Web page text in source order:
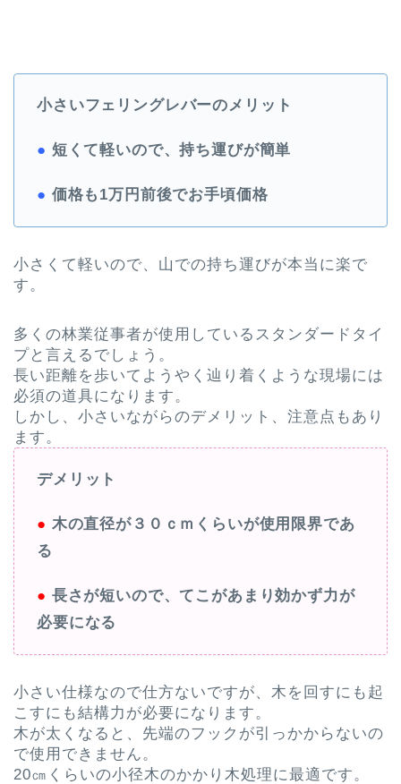
小さいフェリングレバーのメリット
● 短くて軽いので、持ち運びが簡単
● 価格も1万円前後でお手頃価格
小さくて軽いので、山での持ち運びが本当に楽で
す。
多くの林業従事者が使用しているスタンダードタイ
プと言えるでしょう。
長い距離を歩いてようやく辿り着くような現場には
必須の道具になります。
しかし、小さいながらのデメリット、注意点もあり
ます。
デメリット
● 木の直径が３０ｃｍくらいが使用限界であ
る
● 長さが短いので、てこがあまり効かず力が
必要になる
小さい仕様なので仕方ないですが、木を回すにも起
こすにも結構力が必要になります。
木が太くなると、先端のフックが引っかからないの
で使用できません。
20㎝くらいの小径木のかかり木処理に最適です。